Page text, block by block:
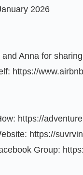
2026
Anna for
https://
https://
https://
Group: